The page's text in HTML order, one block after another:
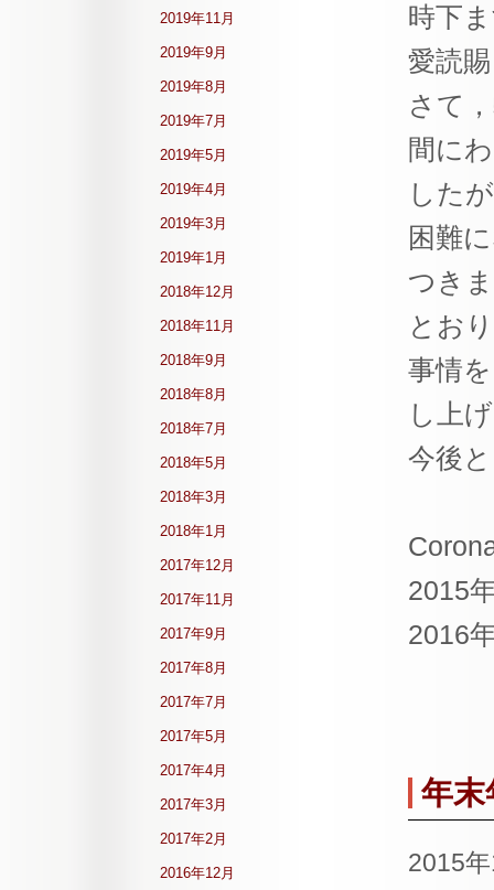
時下
愛読
さて
間に
した
困難
つき
とお
事情
し上
今後
2015
2016
年末
2015
2019年11月
2019年9月
2019年8月
2019年7月
2019年5月
2019年4月
2019年3月
2019年1月
2018年12月
2018年11月
2018年9月
2018年8月
2018年7月
2018年5月
2018年3月
2018年1月
2017年12月
2017年11月
2017年9月
2017年8月
2017年7月
2017年5月
2017年4月
2017年3月
2017年2月
2016年12月